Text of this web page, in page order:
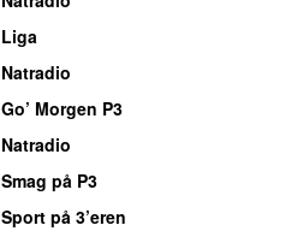
Liga
Natradio
Go’ Morgen P3
Natradio
Smag på P3
Sport på 3’eren